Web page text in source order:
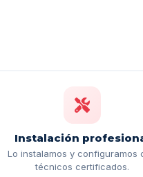
Instalación
Lo instalamos y configuramos
técnicos certificados.